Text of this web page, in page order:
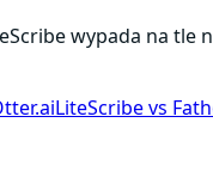
wypada na tle
LiteScribe vs